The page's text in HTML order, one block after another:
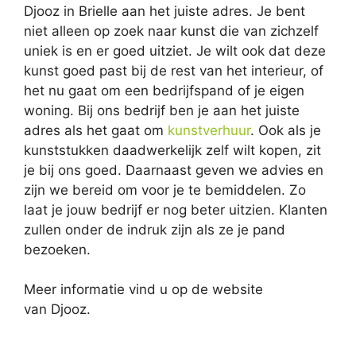
Djooz in Brielle aan het juiste adres. Je bent
niet alleen op zoek naar kunst die van zichzelf
uniek is en er goed uitziet. Je wilt ook dat deze
kunst goed past bij de rest van het interieur, of
het nu gaat om een bedrijfspand of je eigen
woning. Bij ons bedrijf ben je aan het juiste
adres als het gaat om kunstverhuur. Ook als je
kunststukken daadwerkelijk zelf wilt kopen, zit
je bij ons goed. Daarnaast geven we advies en
zijn we bereid om voor je te bemiddelen. Zo
laat je jouw bedrijf er nog beter uitzien. Klanten
zullen onder de indruk zijn als ze je pand
bezoeken.
Meer informatie vind u op de website
van Djooz.